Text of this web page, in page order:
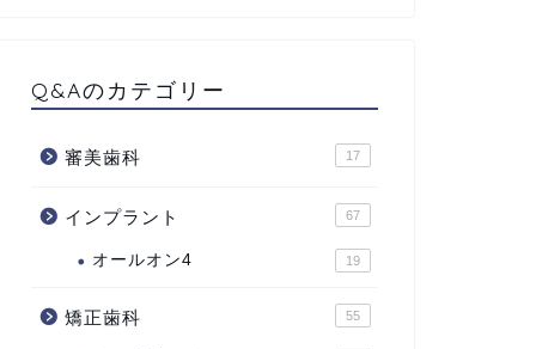
Q&Aのカテゴリー
審美歯科 17
インプラント 67
オールオン4 19
矯正歯科 55